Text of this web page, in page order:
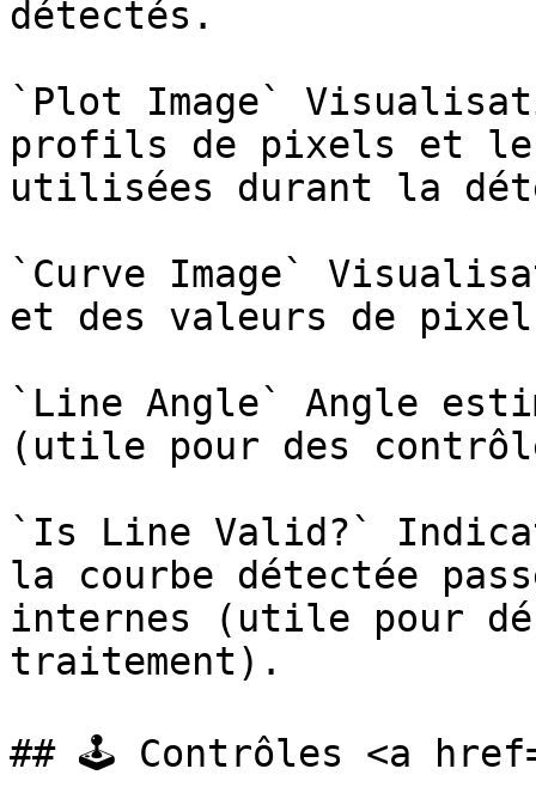
détectés.
`Plot Image`
profils de pixels et
utilisées durant la
`Curve Image`
et des valeurs de
`Line Angle` Angle
(utile pour des
`Is Line Valid?`
la courbe détectée
internes (utile pour
traitement).
## 🕹️ Contrôles <a